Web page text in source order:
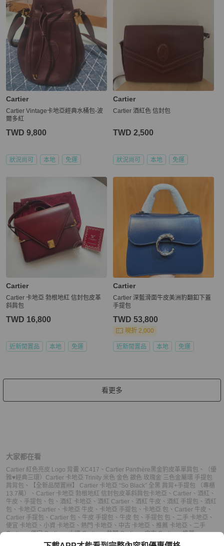
Cartier
Cartier Vintage卡地亞經典水桶包-波
爾多紅
TWD 9,800
狀況尚可 本地 免運
Cartier
Cartier 酒紅色 信封包
TWD 2,500
狀況尚可 本地 免運
Cartier
Cartier 卡地亞 勃根地紅 信封包皮革
斜肩包
TWD 16,800
近新閒置品 本地 免運
Cartier
Cartier 深藍滑面牛皮美洲豹翻釦下蓋
手提包
TWD 53,800
現折 2,000
近新閒置品 本地 免運
看更多
大家都在看
Cartier 紅色亮皮 Logo 背囊 XC417 、 Cartier Panthère黑金豹皮革單肩包 、
（優
雅♥️經典三環）Cartier 卡地亞 Trinity 米色 金色 銀色 玫瑰金 三色金屬環 手提包
肩背包 、
【全新品閒置🆕】 Cartier 卡地亞 “So Black” 全黑 肩背+手提包 （專櫃
13.7萬）
、 Cartier 卡地亞 勃根地紅 信封包皮革斜肩包 卡地亞 、 Cartier 、 酒紅 、
牛皮 、 手提包 、 包 、 酒紅 卡地亞 、 酒紅 Cartier 、 酒紅 牛皮 、 酒紅 手提包 、 酒紅
包 、 卡地亞 Cartier 、 卡地亞 牛皮 、 卡地亞 手提包 、 卡地亞 包 、 Cartier 牛皮 、
Cartier 手提包 、 Cartier 包 、 牛皮 手提包 、 牛皮 包 、 手提包 包 、 二手 卡地亞 、
便宜 卡地亞 、 小資 卡地亞 、 熱門 卡地亞 、 中古 卡地亞 、 推薦 卡地亞 、 二手
Cartier、便宜 Cartier、小資 Cartier、熱門 Cartier、中古 Cartier、推薦
二手 手提包、便宜 手提包、小資 手提包、熱門 手提包、